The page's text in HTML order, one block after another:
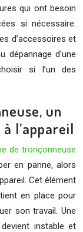
qui ont besoin
si nécessaire.
d’accessoires et
dépannage d’une
si l’un des
un
l’appareil
de tronçonneuse
en panne, alors
Cet élément
en place pour
son travail. Une
instable et